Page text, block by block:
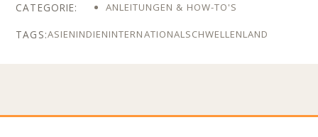
ANLEITUNGEN & HOW-TO'S
ASIENINDIENINTERNATIONALSCHWELLENLAND